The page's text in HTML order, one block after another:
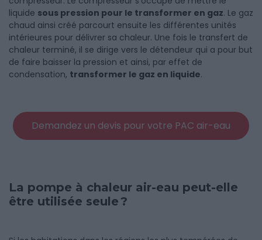
liquide sous pression pour le transformer en gaz. Le gaz
chaud ainsi créé parcourt ensuite les différentes unités
intérieures pour délivrer sa chaleur. Une fois le transfert de
chaleur terminé, il se dirige vers le détendeur qui a pour but
de faire baisser la pression et ainsi, par effet de
condensation, transformer le gaz en liquide.
Demandez un devis pour votre PAC air-eau
La pompe à chaleur air-eau peut-elle
être utilisée seule ?